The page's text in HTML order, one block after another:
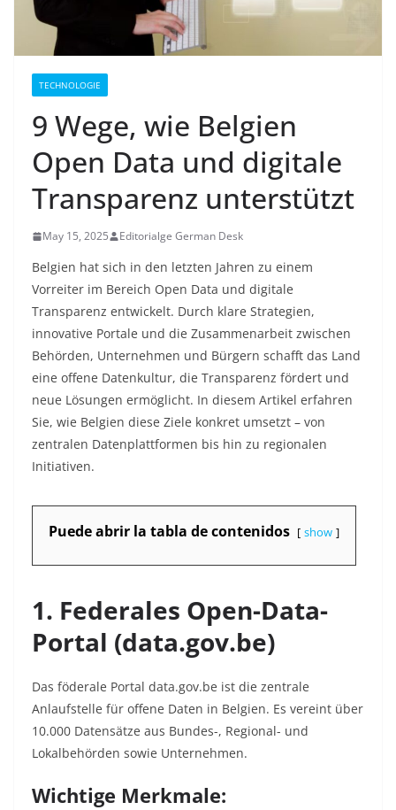
TECHNOLOGIE
9 Wege, wie Belgien
Open Data und digitale
Transparenz unterstützt
May 15, 2025 Editorialge German Desk
Belgien hat sich in den letzten Jahren zu einem
Vorreiter im Bereich Open Data und digitale
Transparenz entwickelt. Durch klare Strategien,
innovative Portale und die Zusammenarbeit zwischen
Behörden, Unternehmen und Bürgern schafft das Land
eine offene Datenkultur, die Transparenz fördert und
neue Lösungen ermöglicht. In diesem Artikel erfahren
Sie, wie Belgien diese Ziele konkret umsetzt – von
zentralen Datenplattformen bis hin zu regionalen
Initiativen.
Puede abrir la tabla de contenidos show
1. Federales Open-Data-
Portal (data.gov.be)
Das föderale Portal data.gov.be ist die zentrale
Anlaufstelle für offene Daten in Belgien. Es vereint über
10.000 Datensätze aus Bundes-, Regional- und
Lokalbehörden sowie Unternehmen.
Wichtige Merkmale: